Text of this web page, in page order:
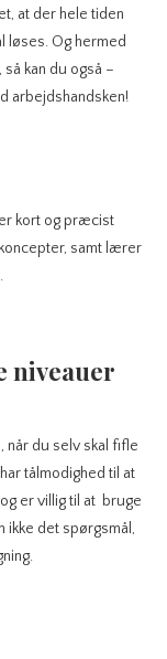
at der hele tiden
løses. Og hermed
kan du også –
arbejdshandsken!
kort og præcist
samt lærer
niveauer
når du selv skal fifle
tålmodighed til at
er villig til at bruge
ikke det spørgsmål,